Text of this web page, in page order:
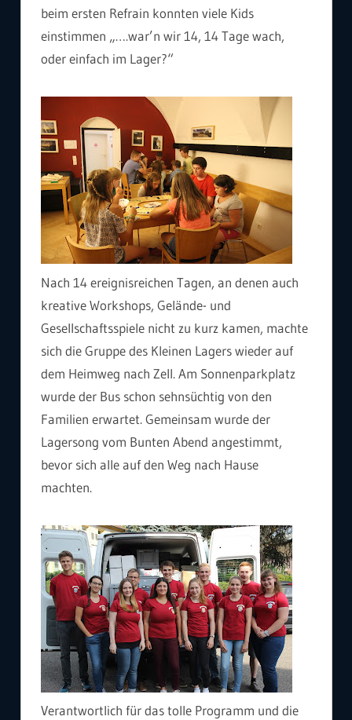
beim ersten Refrain konnten viele Kids
einstimmen „….war’n wir 14, 14 Tage wach,
oder einfach im Lager?“
Nach 14 ereignisreichen Tagen, an denen auch
kreative Workshops, Gelände- und
Gesellschaftsspiele nicht zu kurz kamen, machte
sich die Gruppe des Kleinen Lagers wieder auf
dem Heimweg nach Zell. Am Sonnenparkplatz
wurde der Bus schon sehnsüchtig von den
Familien erwartet. Gemeinsam wurde der
Lagersong vom Bunten Abend angestimmt,
bevor sich alle auf den Weg nach Hause
machten.
Verantwortlich für das tolle Programm und die